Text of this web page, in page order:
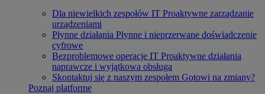
Dla niewielkich zespołów IT Proaktywne zarządzanie
urządzeniami
Płynne działania Płynne i nieprzerwane doświadczenie
cyfrowe
Bezproblemowe operacje IT Proaktywne działania
naprawcze i wyjątkowa obsługa
Skontaktuj się z naszym zespołem Gotowi na zmiany?
Poznaj platformę